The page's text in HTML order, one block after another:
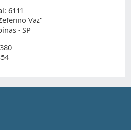
6111
Vaz"
- SP